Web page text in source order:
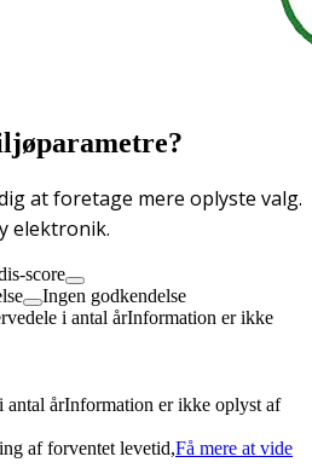
at foretage mere oplyste valg.
elektronik.
score
Ingen godkendelse
i antal årInformation er ikke
antal årInformation er ikke oplyst af
af forventet levetid,Få mere at vide